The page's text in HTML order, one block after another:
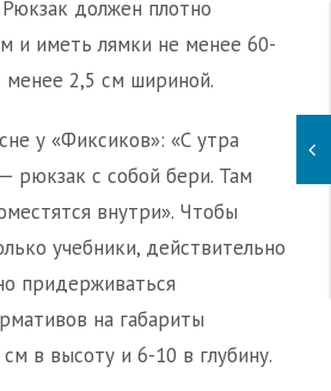
должен плотно
и иметь лямки не менее 60-
2,5 см шириной.
у «Фиксиков»: «С утра
рюкзак с собой бери. Там
внутри». Чтобы
учебники, действительно
придерживаться
на габариты
в высоту и 6-10 в глубину.